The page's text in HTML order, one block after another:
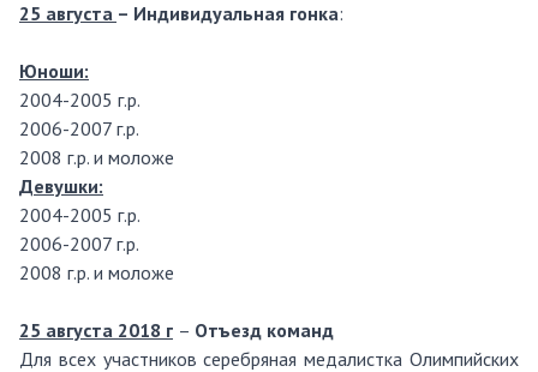
25 августа – Индивидуальная гонка:
Юноши:
2004-2005 г.р.
2006-2007 г.р.
2008 г.р. и моложе
Девушки:
2004-2005 г.р.
2006-2007 г.р.
2008 г.р. и моложе
25 августа 2018 г – Отъезд команд
Для всех участников серебряная медалистка Олимпийских